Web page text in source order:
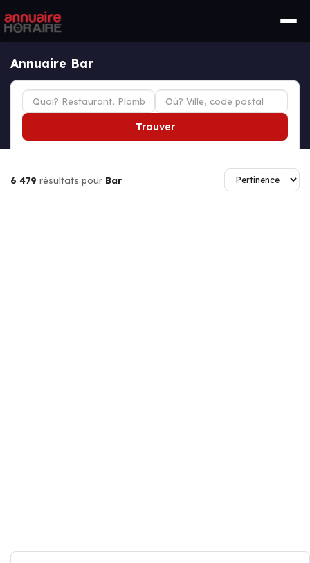
Annuaire Bar
Trouver
6 479 résultats pour Bar